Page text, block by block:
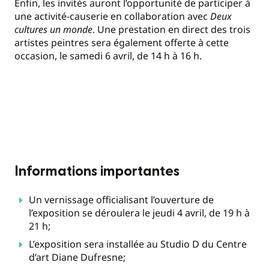
Enfin, les invités auront l’opportunité de participer à
une activité-causerie en collaboration avec Deux
cultures un monde. Une prestation en direct des trois
artistes peintres sera également offerte à cette
occasion, le samedi 6 avril, de 14 h à 16 h.
Informations importantes
Un vernissage officialisant l’ouverture de
l’exposition se déroulera le jeudi 4 avril, de 19 h à
21 h;
L’exposition sera installée au Studio D du Centre
d’art Diane Dufresne;